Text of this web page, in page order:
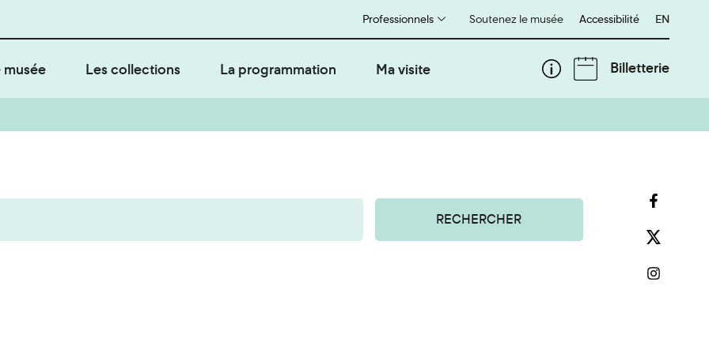
Soutenez le musée
Professionnels Accessibilité English
EN
musée Les collections La programmation Ma visite Billetterie
RECHERCHER